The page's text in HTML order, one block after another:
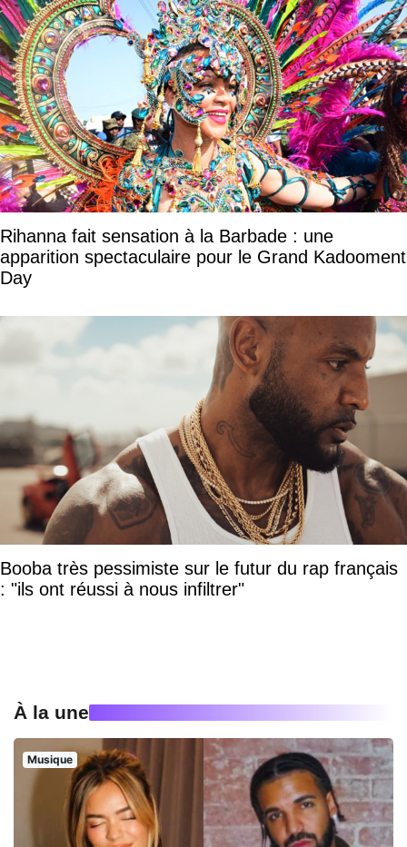
Rihanna fait sensation à la Barbade : une
apparition spectaculaire pour le Grand Kadooment
Day
Booba très pessimiste sur le futur du rap français
: "ils ont réussi à nous infiltrer"
À la une
Musique